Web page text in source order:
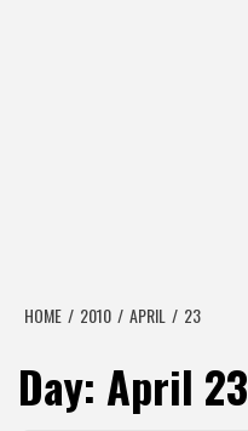
HOME 2010 APRIL 23
Day: April